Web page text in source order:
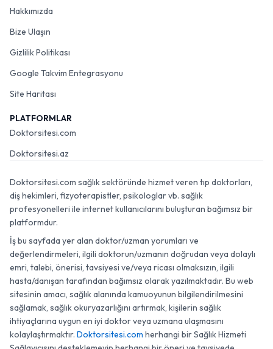
Hakkımızda
Bize Ulaşın
Gizlilik Politikası
Google Takvim Entegrasyonu
Site Haritası
PLATFORMLAR
Doktorsitesi.com
Doktorsitesi.az
Doktorsitesi.com sağlık sektöründe hizmet veren tıp doktorları,
diş hekimleri, fizyoterapistler, psikologlar vb. sağlık
profesyonelleri ile internet kullanıcılarını buluşturan bağımsız bir
platformdur.
İş bu sayfada yer alan doktor/uzman yorumları ve
değerlendirmeleri, ilgili doktorun/uzmanın doğrudan veya dolaylı
emri, talebi, önerisi, tavsiyesi ve/veya ricası olmaksızın, ilgili
hasta/danışan tarafından bağımsız olarak yazılmaktadır. Bu web
sitesinin amacı, sağlık alanında kamuoyunun bilgilendirilmesini
sağlamak, sağlık okuryazarlığını artırmak, kişilerin sağlık
ihtiyaçlarına uygun en iyi doktor veya uzmana ulaşmasını
kolaylaştırmaktır. Doktorsitesi.com herhangi bir Sağlık Hizmeti